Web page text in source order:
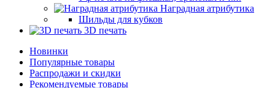
Наградная атрибутика
Шильды для кубков
3D печать
Новинки
Популярные товары
Распродажи и скидки
Рекомендуемые товары